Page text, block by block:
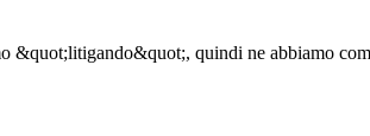
&quot;litigando&quot;, quindi ne abbiamo